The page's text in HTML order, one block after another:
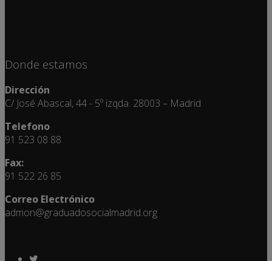
Donde estamos
Dirección
C/ José Abascal, 44 - 5º izqda. 28003 – Madrid
Telefono
91 523 08 88
Fax:
91 522 26 85
Correo Electrónico
admon@graduadosocialmadrid.org